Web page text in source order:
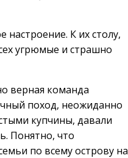
К их столу,
угрюмые и страшно
верная команда
поход, неожиданно
купчины, давали
Понятно, что
по всему острову на